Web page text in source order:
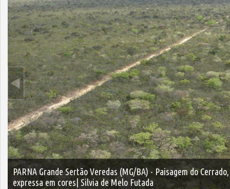
PARNA Grande Sertão Veredas (MG/BA) - Paisagem do
expressa em cores| Silvia de Melo Futada